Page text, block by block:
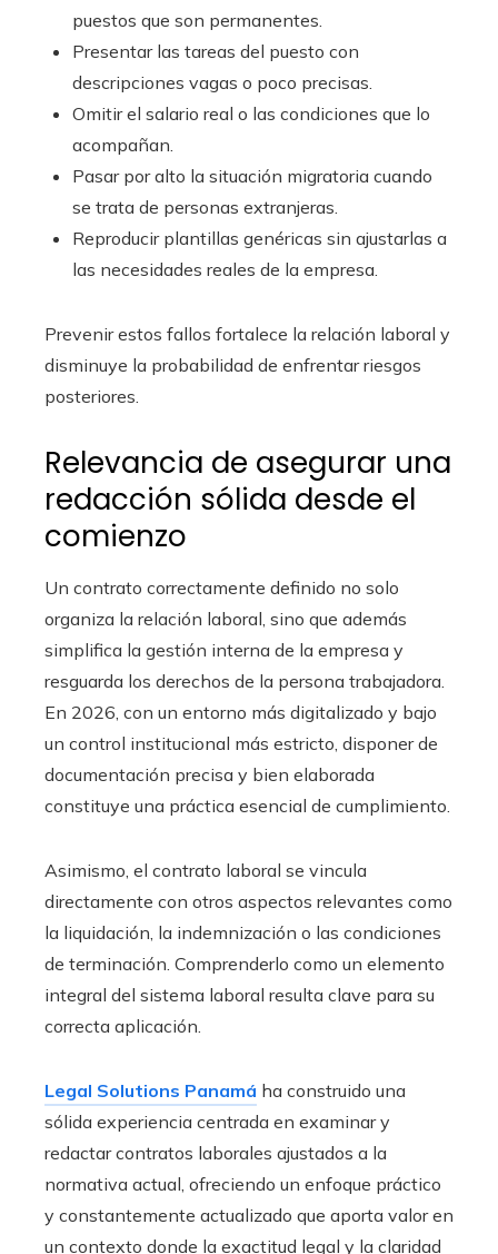
puestos que son permanentes.
Presentar las tareas del puesto con
descripciones vagas o poco precisas.
Omitir el salario real o las condiciones que lo
acompañan.
Pasar por alto la situación migratoria cuando
se trata de personas extranjeras.
Reproducir plantillas genéricas sin ajustarlas a
las necesidades reales de la empresa.
Prevenir estos fallos fortalece la relación laboral y
disminuye la probabilidad de enfrentar riesgos
posteriores.
Relevancia de asegurar una
redacción sólida desde el
comienzo
Un contrato correctamente definido no solo
organiza la relación laboral, sino que además
simplifica la gestión interna de la empresa y
resguarda los derechos de la persona trabajadora.
En 2026, con un entorno más digitalizado y bajo
un control institucional más estricto, disponer de
documentación precisa y bien elaborada
constituye una práctica esencial de cumplimiento.
Asimismo, el contrato laboral se vincula
directamente con otros aspectos relevantes como
la liquidación, la indemnización o las condiciones
de terminación. Comprenderlo como un elemento
integral del sistema laboral resulta clave para su
correcta aplicación.
Legal Solutions Panamá ha construido una
sólida experiencia centrada en examinar y
redactar contratos laborales ajustados a la
normativa actual, ofreciendo un enfoque práctico
y constantemente actualizado que aporta valor en
un contexto donde la exactitud legal y la claridad